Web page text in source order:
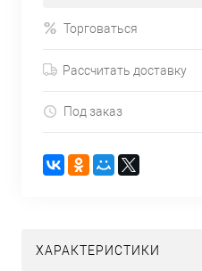
Торговаться
Рассчитать доставку
Под заказ
ХАРАКТЕРИСТИКИ